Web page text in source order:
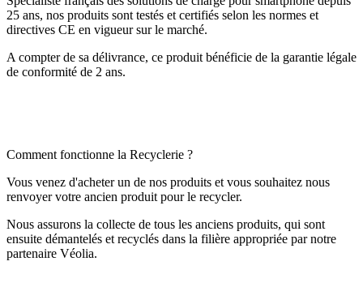
25 ans, nos produits sont testés et certifiés selon les normes et
directives CE en vigueur sur le marché.
A compter de sa délivrance, ce produit bénéficie de la garantie légale
de conformité de 2 ans.
Comment fonctionne la Recyclerie ?
Vous venez d'acheter un de nos produits et vous souhaitez nous
renvoyer votre ancien produit pour le recycler.
Nous assurons la collecte de tous les anciens produits, qui sont
ensuite démantelés et recyclés dans la filière appropriée par notre
partenaire Véolia.